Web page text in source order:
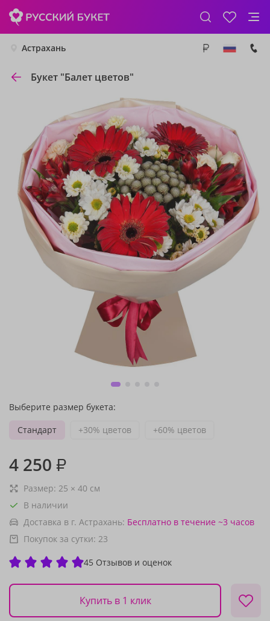
Астрахань
Букет "Балет цветов"
Выберите размер букета:
Стандарт
+30% цветов +60% цветов
4 250 ₽
Размер: 25 × 40 см
В наличии
Доставка в г. Астрахань: Бесплатно в течение ~3 часов
Покупок за сутки: 23
45 Отзывов и оценок
Купить в 1 клик